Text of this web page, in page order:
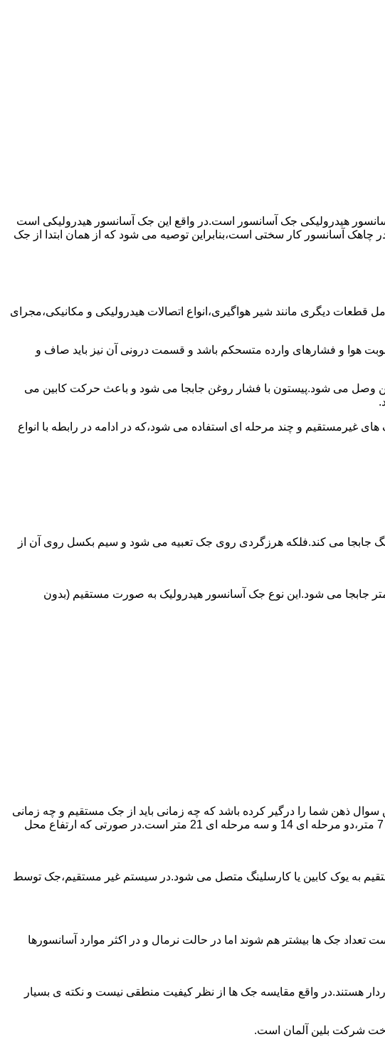
هیدرولیکی جک آسانسور است.در واقع این جک آسانسور هیدرولیکی است
چاهک آسانسور کار سختی است،بنابراین توصیه می شود که از همان ابتدا از جک
دیگری مانند شیر هواگیری،انواع اتصالات هیدرولیکی و مکانیکی،مجرای
هوا و فشارهای وارده متسحکم باشد و قسمت درونی آن نیز باید صاف و
وصل می شود.پیستون با فشار روغن جابجا می شود و باعث حرکت کابین می
30 تن است از جک مستقیم و برای آسانسورهایی که ظرفیتشان بیش از 30 تن است از جک های غیرمستقیم و چند مرحله ای استفاده می شود،که در ادامه در رابطه با انواع
جابجا می کند.فلکه هرزگردی روی جک تعبیه می شود و سیم بکسل روی آن از
جابجا می شود.این نوع جک آسانسور هیدرولیک به صورت مستقیم (بدون
ذهن شما را درگیر کرده باشد که چه زمانی باید از جک مستقیم و چه زمانی
از جک غیرمستقیم استفاده کنیم؟ جک های مستقیم تا 21 متر را ساپورت می کنند و این مقدار در جک تلسکوپی تک مرحله ای 7 متر،دو مرحله ای 14 و سه مرحله ای 21 متر است.در صورتی که ارتفاع محل
به یوک کابین یا کارسلینگ متصل می شود.در سیستم غیر مستقیم،جک توسط
جک ها بیشتر هم شوند اما در حالت نرمال و در اکثر موارد آسانسورها
هستند.در واقع مقایسه جک ها از نظر کیفیت منطقی نیست و نکته ی بسیار
شرکت بلین آلمان است.